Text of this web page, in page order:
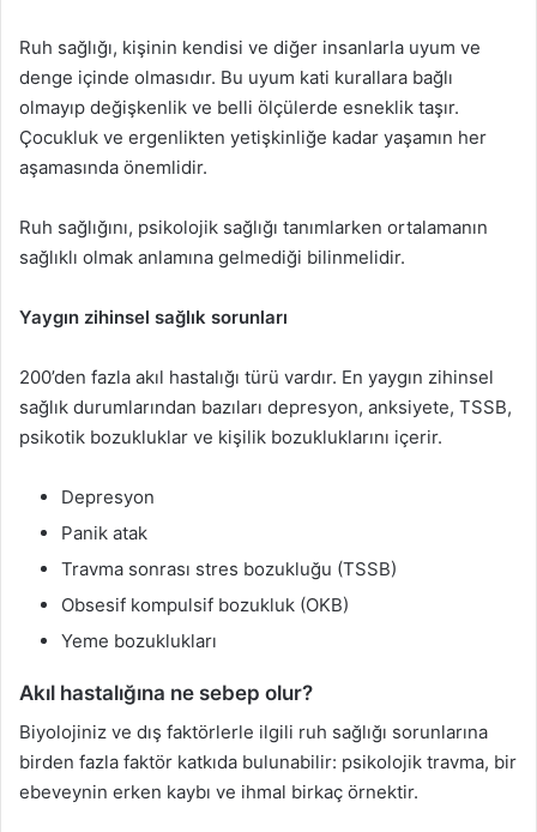
Ruh sağlığı, kişinin kendisi ve diğer insanlarla uyum ve
denge içinde olmasıdır. Bu uyum kati kurallara bağlı
olmayıp değişkenlik ve belli ölçülerde esneklik taşır.
Çocukluk ve ergenlikten yetişkinliğe kadar yaşamın her
aşamasında önemlidir.
Ruh sağlığını, psikolojik sağlığı tanımlarken ortalamanın
sağlıklı olmak anlamına gelmediği bilinmelidir.
Yaygın zihinsel sağlık sorunları
200’den fazla akıl hastalığı türü vardır. En yaygın zihinsel
sağlık durumlarından bazıları depresyon, anksiyete, TSSB,
psikotik bozukluklar ve kişilik bozukluklarını içerir.
Depresyon
Panik atak
Travma sonrası stres bozukluğu (TSSB)
Obsesif kompulsif bozukluk (OKB)
Yeme bozuklukları
Akıl hastalığına ne sebep olur?
Biyolojiniz ve dış faktörlerle ilgili ruh sağlığı sorunlarına
birden fazla faktör katkıda bulunabilir: psikolojik travma, bir
ebeveynin erken kaybı ve ihmal birkaç örnektir.